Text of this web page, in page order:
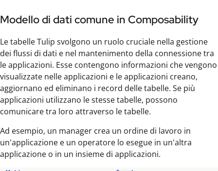
Modello di dati comune in Composability
Le tabelle Tulip svolgono un ruolo cruciale nella gestione
dei flussi di dati e nel mantenimento della connessione tra
le applicazioni. Esse contengono informazioni che vengono
visualizzate nelle applicazioni e le applicazioni creano,
aggiornano ed eliminano i record delle tabelle. Se più
applicazioni utilizzano le stesse tabelle, possono
comunicare tra loro attraverso le tabelle.
Ad esempio, un manager crea un ordine di lavoro in
un'applicazione e un operatore lo esegue in un'altra
applicazione o in un insieme di applicazioni.